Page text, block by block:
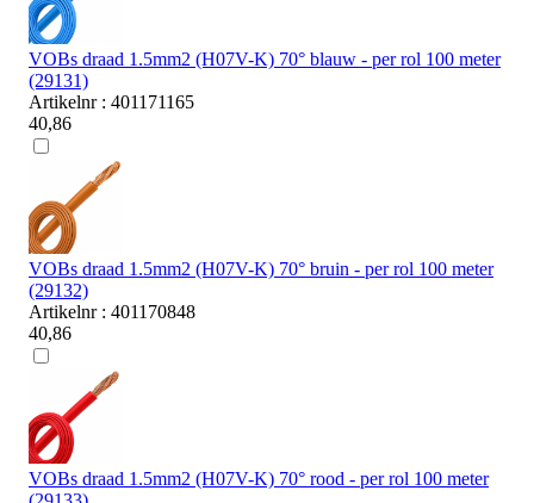
VOBs draad 1.5mm2 (H07V-K) 70° blauw - per rol 100 meter
(29131)
Artikelnr : 401171165
40,86
VOBs draad 1.5mm2 (H07V-K) 70° bruin - per rol 100 meter
(29132)
Artikelnr : 401170848
40,86
VOBs draad 1.5mm2 (H07V-K) 70° rood - per rol 100 meter